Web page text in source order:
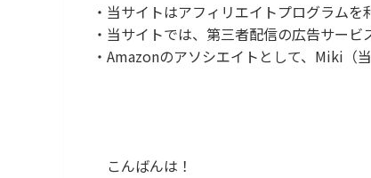
・当サイトはアフィリエイトプログラムを
・当サイトでは、第三者配信の広告サービ
・Amazonのアソシエイトとして、Miki（
こんばんは！